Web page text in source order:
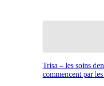
Trisa – les soins
commencent par